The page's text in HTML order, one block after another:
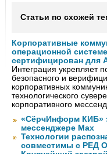
Статьи по схожей
Корпоративные
операционной
сертифицирован для
Интеграция укрепляет
безопасного и
корпоративных
технологического
корпоративного
«СёрчИнформ КИБ»
мессенджере Max
Технологии
совместимы с РЕД